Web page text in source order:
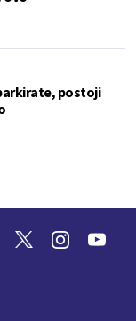
postoji